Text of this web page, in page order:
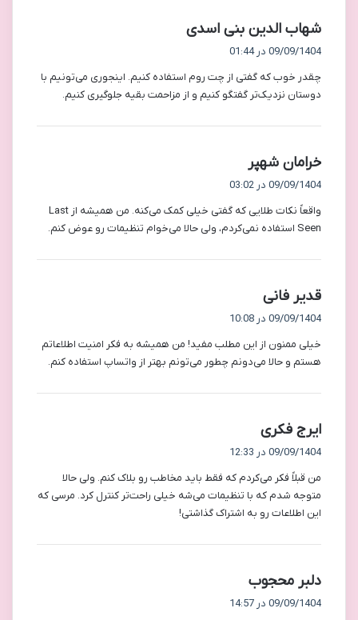
شهاب الدین بنی اسدی
:
09/09/1404 در 01:44
چقدر خوب که گفتی از چت روم استفاده کنیم. اینجوری می‌تونیم با
دوستان نزدیک‌تر گفتگو کنیم و از مزاحمت بقیه جلوگیری کنیم.
خرامان شهپر
ف
09/09/1404 در 03:02
واقعاً نکات طلایی که گفتی خیلی کمک می‌کنه. من همیشه از Last
Seen استفاده نمی‌کردم، ولی حالا می‌خوام تنظیمات رو عوض کنم.
قدیر فانی
:
09/09/1404 در 10:08
خیلی ممنون از این مطلب مفید! من همیشه به فکر امنیت اطلاعاتم
هستم و حالا می‌دونم چطور می‌تونم بهتر از واتساپ استفاده کنم.
ایرج فکری
:
09/09/1404 در 12:33
من قبلاً فکر می‌کردم که فقط باید مخاطب رو بلاک کنم. ولی حالا
متوجه شدم که با تنظیمات می‌شه خیلی راحت‌تر کنترل کرد. مرسی که
این اطلاعات رو به اشتراک گذاشتی!
دلبر محجوب
ف
09/09/1404 در 14:57